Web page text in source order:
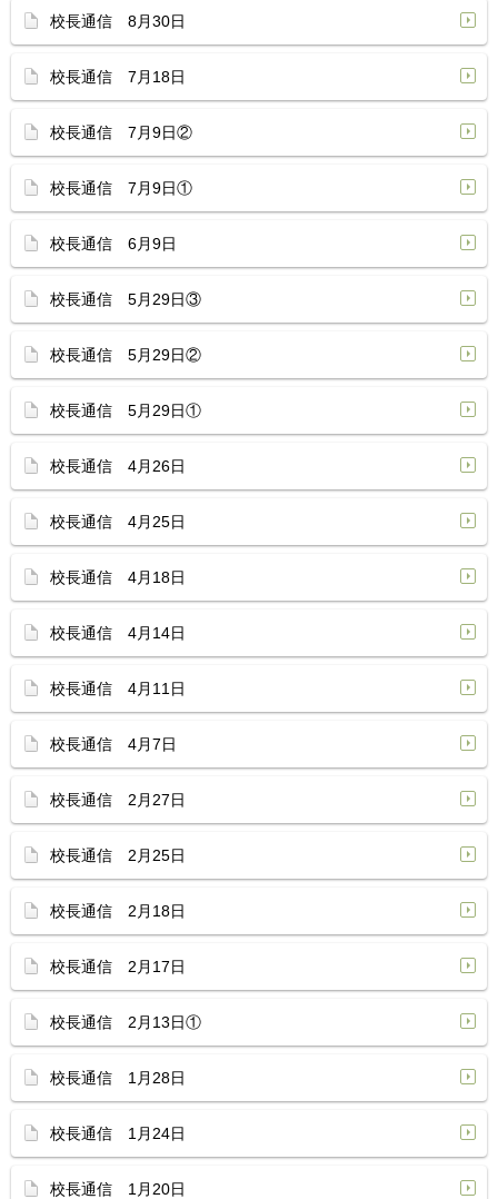
校長通信 8月30日
校長通信 7月18日
校長通信 7月9日②
校長通信 7月9日①
校長通信 6月9日
校長通信 5月29日③
校長通信 5月29日②
校長通信 5月29日①
校長通信 4月26日
校長通信 4月25日
校長通信 4月18日
校長通信 4月14日
校長通信 4月11日
校長通信 4月7日
校長通信 2月27日
校長通信 2月25日
校長通信 2月18日
校長通信 2月17日
校長通信 2月13日①
校長通信 1月28日
校長通信 1月24日
校長通信 1月20日